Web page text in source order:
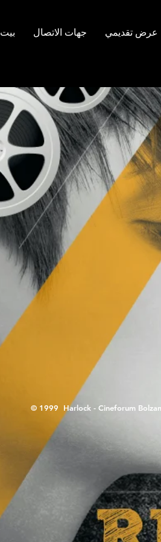
بيت جهات الاتصال عرض تقديمي
© 1999 Harlock - Cineforum